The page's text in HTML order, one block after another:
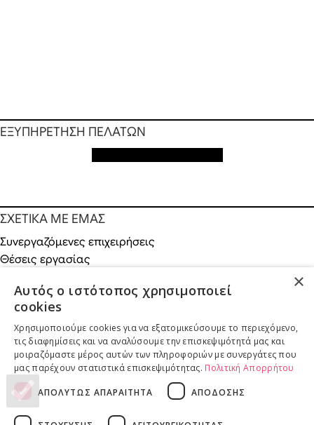
ΕΞΥΠΗΡΕΤΗΣΗ ΠΕΛΑΤΩΝ
ΣΧΕΤΙΚΑ ΜΕ ΕΜΑΣ
Συνεργαζόμενες επιχειρήσεις
Θέσεις εργασίας
Κοινωνικές δράσεις
ONLINE ΑΓΟΡΕΣ
Επιστροφές προϊόντων
Παραδόσεις προϊόντων
×
Αυτός ο ιστότοπος χρησιμοποιεί
cookies
Χρησιμοποιούμε cookies για να εξατομικεύσουμε το περιεχόμενο,
τις διαφημίσεις και να αναλύσουμε την επισκεψιμότητά μας και
μοιραζόμαστε μέρος αυτών των πληροφοριών με συνεργάτες που
μας παρέχουν στατιστικά επισκεψιμότητας. Πολιτική Απορρήτου
ΑΠΟΛΥΤΩΣ ΑΠΑΡΑΙΤΗΤΑ ΑΠΟΔΟΣΗΣ